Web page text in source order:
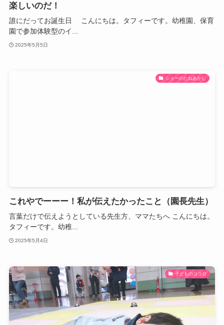
楽しいのだ！
誰にだってお誕生日 こんにちは。タフィーです。幼稚園、保育
園で参加体験型のイ...
2025年5月5日
ショーのたねあかし
これやでーーー！私が伝えたかったこと（園長先生）
言葉だけで伝えようとしている先生方、ママたちへ こんにちは。
タフィーです。幼稚...
2025年5月4日
子どものココロ